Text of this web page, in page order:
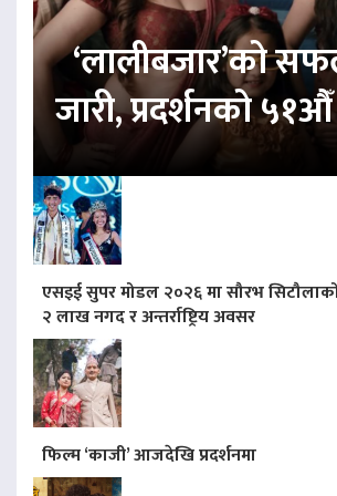
‘लालीबजार’को
जारी, प्रदर्शनको
एसइई सुपर मोडल २०२६ मा सौरभ
२ लाख नगद र अन्तर्राष्ट्रिय अवसर
फिल्म ‘काजी’ आजदेखि प्रदर्शनमा